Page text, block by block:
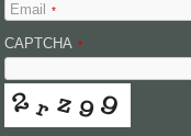
Email *
CAPTCHA *